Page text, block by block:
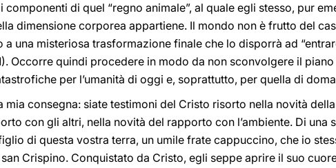
di quel “regno animale”, al quale egli stesso, pur
dimensione corporea appartiene. Il mondo non è frutto del
a una misteriosa trasformazione finale che lo disporrà ad
Occorre quindi procedere in modo da non sconvolgere il
per l’umanità di oggi e, soprattutto, per quella di
mia consegna: siate testimoni del Cristo risorto nella novità
con gli altri, nella novità del rapporto con l’ambiente. Di una
di questa vostra terra, un umile frate cappuccino, che io
san Crispino. Conquistato da Cristo, egli seppe aprire il suo